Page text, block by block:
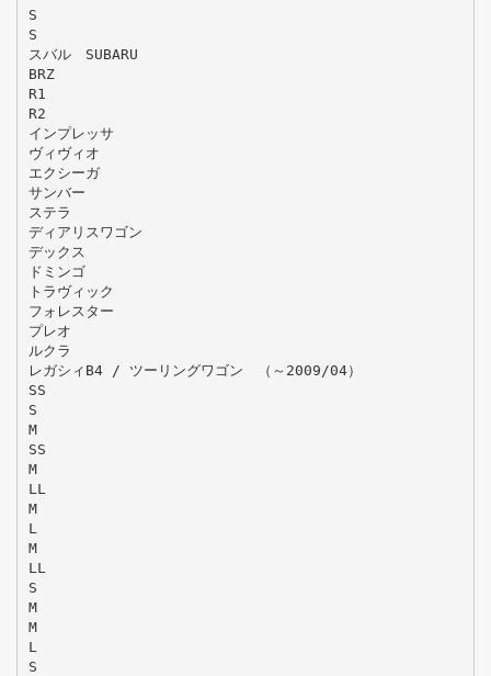
S
S
スバル SUBARU
BRZ
R1
R2
インプレッサ
ヴィヴィオ
エクシーガ
サンバー
ステラ
ディアリスワゴン
デックス
ドミンゴ
トラヴィック
フォレスター
プレオ
ルクラ
レガシィB4 / ツーリングワゴン （～2009/04）
SS
S
M
SS
M
LL
M
L
M
LL
S
M
M
L
S